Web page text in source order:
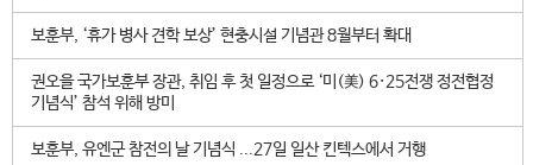
보훈부, ‘휴가 병사 견학 보상’ 현충시설 기념관 8월부터 확대
권오을 국가보훈부 장관, 취임 후 첫 일정으로 ‘미(美) 6·25전쟁 정전협정
기념식’ 참석 위해 방미
보훈부, 유엔군 참전의 날 기념식 ...27일 일산 킨텍스에서 거행